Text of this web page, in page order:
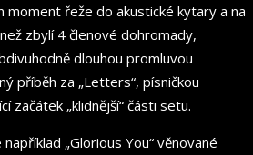
moment řeže do akustické kytary a na
zbylí 4 členové dohromady,
dlouhou promluvou
příběh za „Letters“, písničkou
začátek „klidnější“ části setu.
„Glorious You“ věnované